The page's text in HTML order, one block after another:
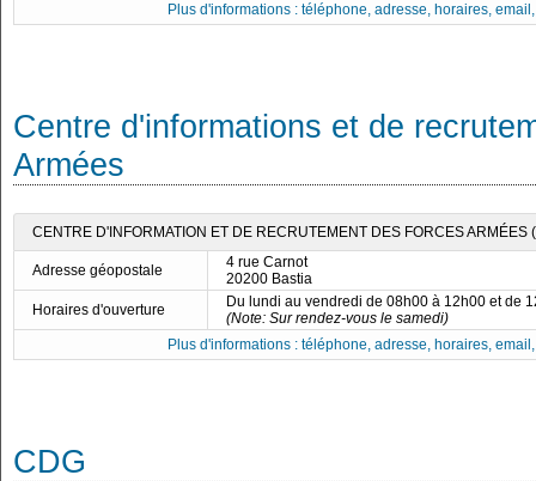
Plus d'informations : téléphone, adresse, horaires,
Centre d'informations et de
Armées
CENTRE D'INFORMATION ET DE RECRUTEMENT DES FORCES ARMÉES
Adresse géopostale
4 rue Carnot
20200 Bastia
Horaires d'ouverture
Du lundi au vendredi de 08h00 à 12h00 et de
(Note: Sur rendez-vous le samedi)
Plus d'informations : téléphone, adresse, horaires,
CDG